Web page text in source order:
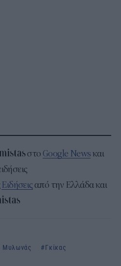
στο Google Newsκαι
Ειδήσειςαπό την Ελλάδα και
Μυλωνάς
Γκίκας